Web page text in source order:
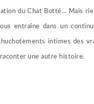
du Chat Botté… Mais
entraîne dans un
intimes des
une autre histoire.